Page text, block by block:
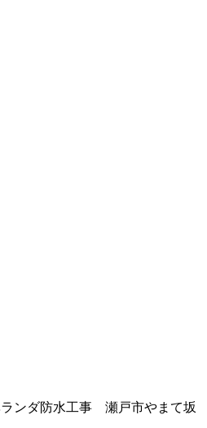
ランダ防水工事 瀬戸市やまて